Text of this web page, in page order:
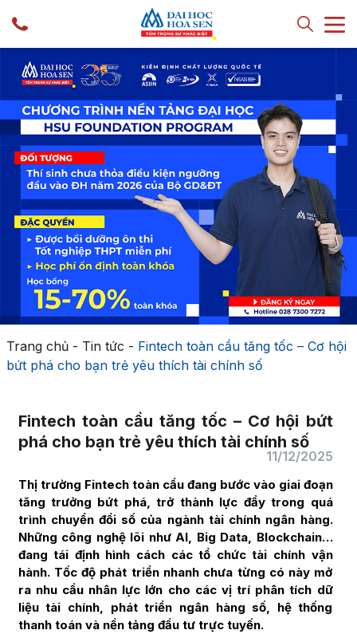
Trang chủ- Tin tức - Fintech toàn cầu tăng tốc – Cơ hội
bứt phá cho bạn trẻ yêu thích tài chính số
Fintech toàn cầu tăng tốc – Cơ hội bứt
phá cho bạn trẻ yêu thích tài chính số
11/12/2025
Thị trường Fintech toàn cầu đang bước vào giai đoạn
tăng trưởng bứt phá, trở thành lực đẩy trong quá
trình chuyển đổi số của ngành tài chính ngân hàng.
Những công nghệ lõi như AI, Big Data, Blockchain…
đang tái định hình cách các tổ chức tài chính vận
hành. Tốc độ phát triển nhanh chưa từng có này mở
ra nhu cầu nhân lực lớn cho các vị trí phân tích dữ
liệu tài chính, phát triển ngân hàng số, hệ thống
thanh toán và nền tảng đầu tư trực tuyến.